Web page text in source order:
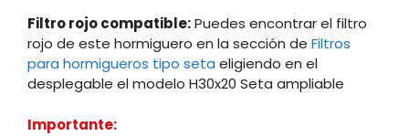
Filtro rojo compatible:Puedes encontrar el filtro
rojo de este hormiguero en la sección de Filtros
para hormigueros tipo seta eligiendo en el
desplegable el modelo H30x20 Seta ampliable
Importante: